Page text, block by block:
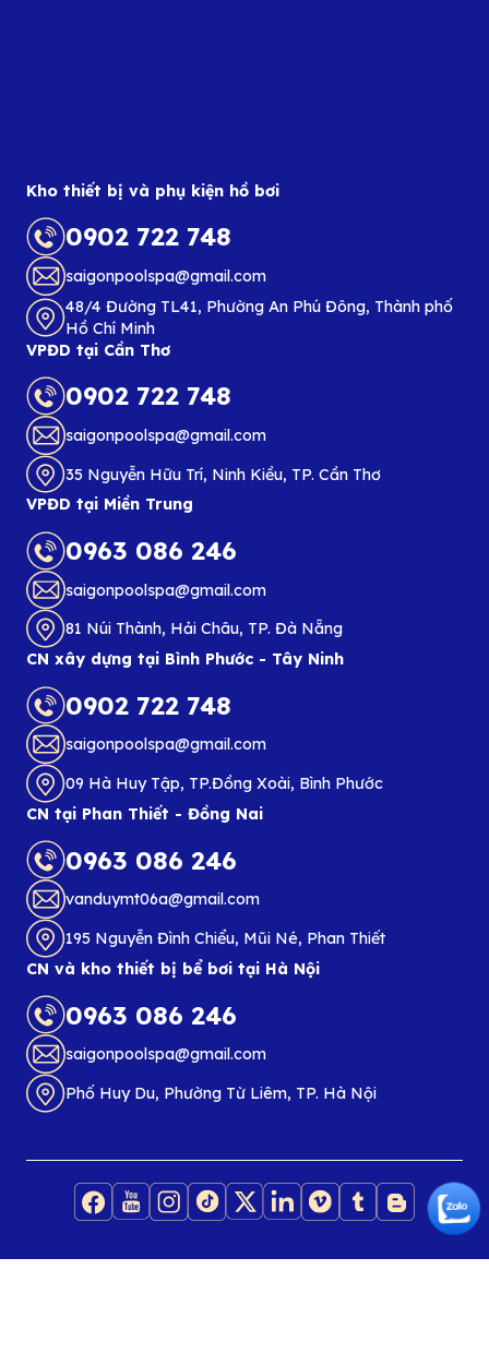
Kho thiết bị và phụ kiện hồ bơi
0902 722 748
saigonpoolspa@gmail.com
48/4 Đường TL41, Phường An Phú Đông, Thành phố
Hồ Chí Minh
VPĐD tại Cần Thơ
0902 722 748
saigonpoolspa@gmail.com
35 Nguyễn Hữu Trí, Ninh Kiều, TP. Cần Thơ
VPĐD tại Miền Trung
0963 086 246
saigonpoolspa@gmail.com
81 Núi Thành, Hải Châu, TP. Đà Nẵng
CN xây dựng tại Bình Phước - Tây Ninh
0902 722 748
saigonpoolspa@gmail.com
09 Hà Huy Tập, TP.Đồng Xoài, Bình Phước
CN tại Phan Thiết - Đồng Nai
0963 086 246
vanduymt06a@gmail.com
195 Nguyễn Đình Chiểu, Mũi Né, Phan Thiết
CN và kho thiết bị bể bơi tại Hà Nội
0963 086 246
saigonpoolspa@gmail.com
Phố Huy Du, Phường Từ Liêm, TP. Hà Nội